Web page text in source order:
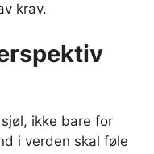
krav.
ikke bare for
i verden skal føle